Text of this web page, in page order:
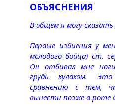
ОБЪЯСНЕНИЯ
В общем я могу сказать
Первые избиения у
молодого бойца) ст.
Он отбивал мне
грудь кулаком.
сравнению с тем,
вынести позже в роте